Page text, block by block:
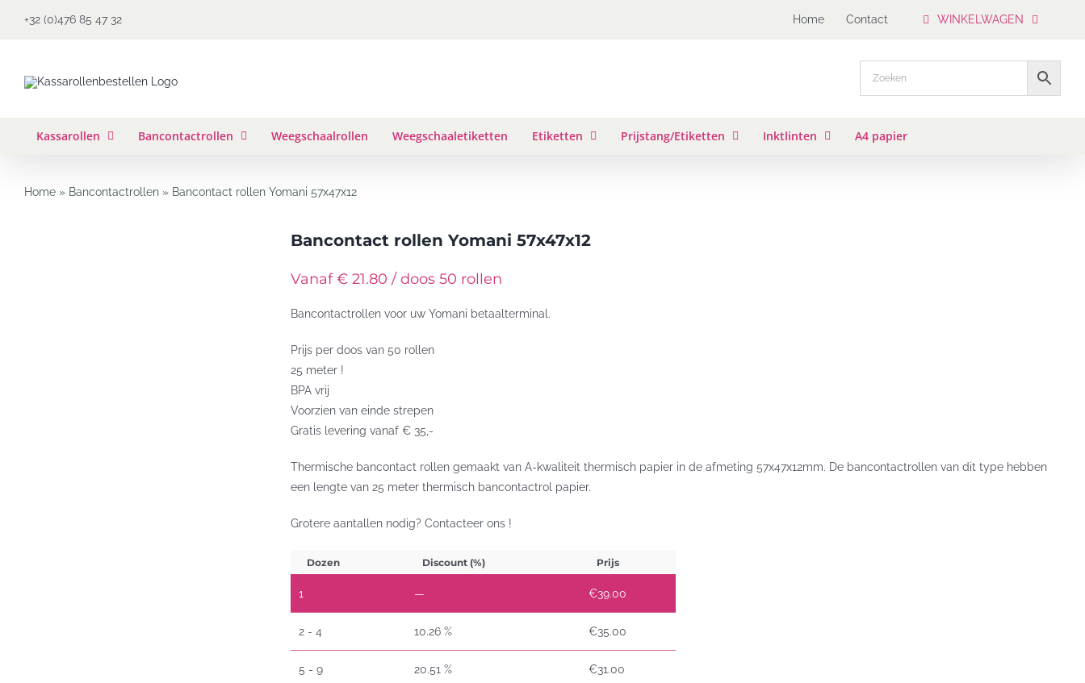
+32 (0)476 85 47 32 Home Contact WINKELWAGEN
Kassarollen Bancontactrollen Weegschaalrollen Weegschaaletiketten Etiketten Prijstang/Etiketten Inktlinten A4 papier
Home » Bancontactrollen » Bancontact rollen Yomani 57x47x12
Bancontact rollen Yomani 57x47x12
Vanaf € 21.80 / doos 50 rollen
Bancontactrollen voor uw Yomani betaalterminal.
Prijs per doos van 50 rollen
25 meter !
BPA vrij
Voorzien van einde strepen
Gratis levering vanaf € 35,-
Thermische bancontact rollen gemaakt van A-kwaliteit thermisch papier in de afmeting 57x47x12mm. De bancontactrollen van dit type hebben
een lengte van 25 meter thermisch bancontactrol papier.
Grotere aantallen nodig? Contacteer ons !
Dozen Discount (%) Prijs
1 — €39.00
2 - 4 10.26 % €35.00
5 - 9 20.51 % €31.00